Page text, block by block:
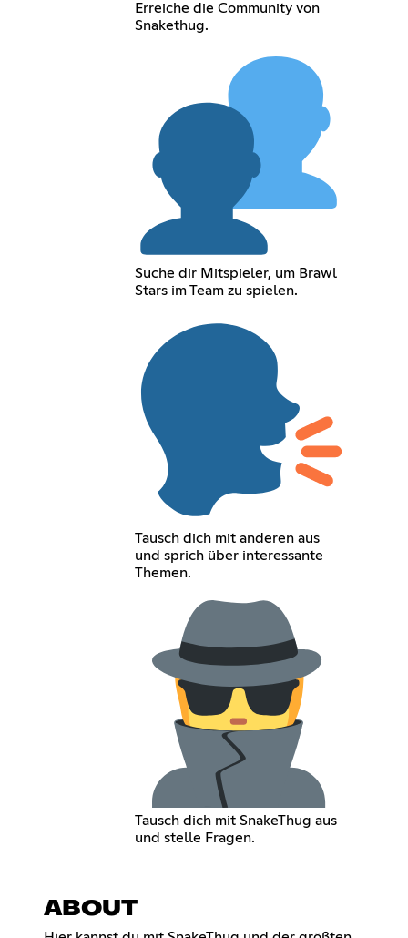
Erreiche die Community von
Snakethug.
Suche dir Mitspieler, um Brawl
Stars im Team zu spielen.
Tausch dich mit anderen aus
und sprich über interessante
Themen.
Tausch dich mit SnakeThug aus
und stelle Fragen.
ABOUT